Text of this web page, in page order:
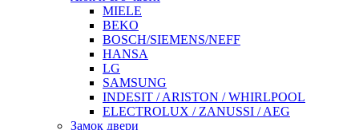
MIELE
BEKO
BOSCH/SIEMENS/NEFF
HANSA
LG
SAMSUNG
INDESIT / ARISTON / WHIRLPOOL
ELECTROLUX / ZANUSSI / AEG
Замок двери